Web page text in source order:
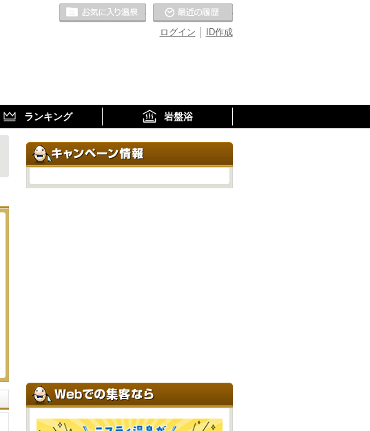
ID作成
ログイン
お気に入りの温泉
ランキング 岩盤浴